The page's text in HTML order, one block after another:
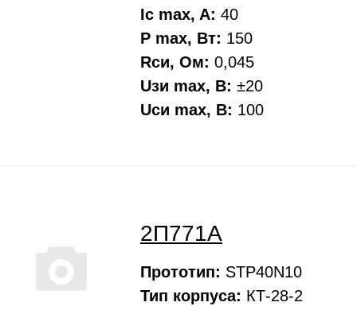
Ic max, A: 40
P max, Вт: 150
Rси, Oм: 0,045
Uзи max, В: ±20
Uси max, В: 100
2П771А
Прототип: STP40N10
Тип корпуса: КТ-28-2